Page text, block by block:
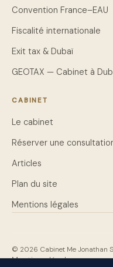
Convention France–EAU
Fiscalité internationale
Exit tax & Dubaï
GEOTAX — Cabinet à
CABINET
Le cabinet
Réserver une
Articles
Plan du site
Mentions légales
© 2026 Cabinet Me Jonathan
Mentions légales